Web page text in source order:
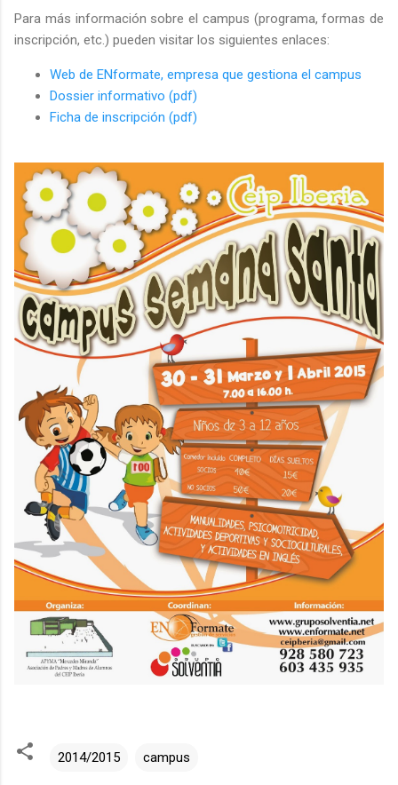
Para más información sobre el campus (programa, formas de
inscripción, etc.) pueden visitar los siguientes enlaces:
Web de ENformate, empresa que gestiona el campus
Dossier informativo (pdf)
Ficha de inscripción (pdf)
2014/2015 campus